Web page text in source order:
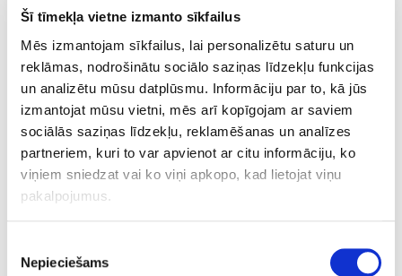
Šī tīmekļa vietne izmanto sīkfailus
Mēs izmantojam sīkfailus, lai personalizētu saturu un
reklāmas, nodrošinātu sociālo saziņas līdzekļu funkcijas
un analizētu mūsu datplūsmu. Informāciju par to, kā jūs
izmantojat mūsu vietni, mēs arī kopīgojam ar saviem
sociālās saziņas līdzekļu, reklamēšanas un analīzes
partneriem, kuri to var apvienot ar citu informāciju, ko
viņiem sniedzat vai ko viņi apkopo, kad lietojat viņu
pakalpojumus.
izvēle
Nepieciešams
parafīns, dzelzs oksīds un organiskie pigmenti, titāna dioksīda
balts pigments, sikatīvi (žūšanas piedevas) un ūdeni atgrūdošas
piedevas. Dearomatizēts vaitspirts (nesatur benzolu). Produkts
atbilst ES regulai (2004/42/EK) saskaņā ar GOS saturu maks. 400
g/l (Cat. A/e (2010)).
Precizēta sastāvdaļu deklarācija pieejama pēc pieprasījuma.
PATĒRIŅŠ
1 litrs nosedz apm. 24 m² ar vienu kārtu.
Produkta patēriņš ir ļoti atkarīgs no koksnes īpašībām. Visa
informācija attiecas uz gludām un ēvelētām/zāģētām virsmām.
Pēc pieprasījuma pieejami 0.125L, 0.375L, 0.75L, 2.5L
iepakojumi.